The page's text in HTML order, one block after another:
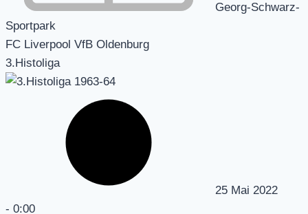
Georg-Schwarz-
Sportpark
FC Liverpool VfB Oldenburg
3.Histoliga
25 Mai 2022
- 0:00